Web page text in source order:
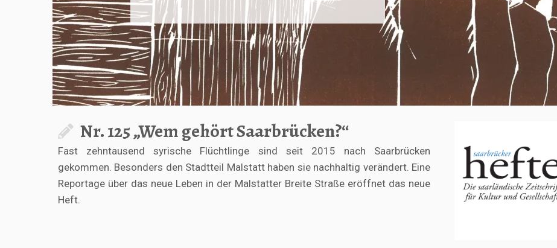
Nr. 125 „Wem gehört Saarbrücken?“
Fast zehntausend syrische Flüchtlinge sind seit 2015 nach Saarbrücken
gekommen. Besonders den Stadtteil Malstatt haben sie nachhaltig verändert. Eine
Reportage über das neue Leben in der Malstatter Breite Straße eröffnet das neue
Heft.